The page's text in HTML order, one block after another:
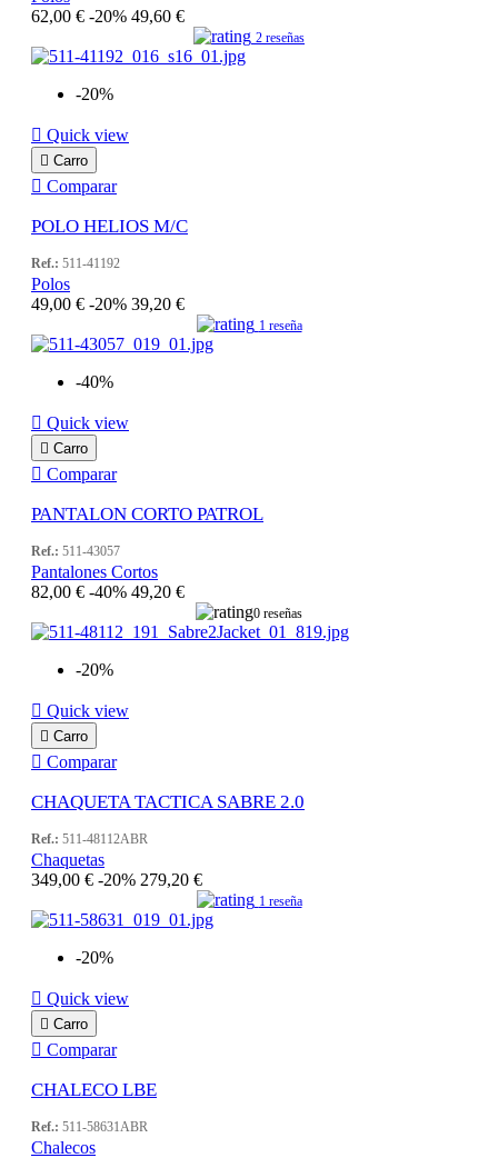
62,00 € -20% 49,60 €
2 reseñas
-20%
 Quick view
 Carro
 Comparar
POLO HELIOS M/C
Ref.: 511-41192
Polos
49,00 € -20% 39,20 €
1 reseña
-40%
 Quick view
 Carro
 Comparar
PANTALON CORTO PATROL
Ref.: 511-43057
Pantalones Cortos
82,00 € -40% 49,20 €
0 reseñas
-20%
 Quick view
 Carro
 Comparar
CHAQUETA TACTICA SABRE 2.0
Ref.: 511-48112ABR
Chaquetas
349,00 € -20% 279,20 €
1 reseña
-20%
 Quick view
 Carro
 Comparar
CHALECO LBE
Ref.: 511-58631ABR
Chalecos